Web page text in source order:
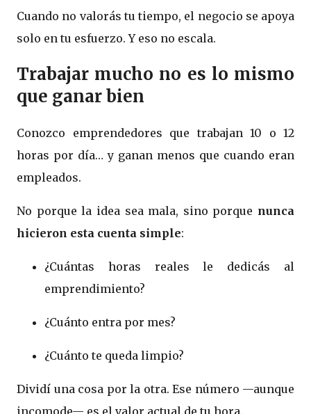
Cuando no valorás tu tiempo, el negocio se apoya
solo en tu esfuerzo. Y eso no escala.
Trabajar mucho no es lo mismo
que ganar bien
Conozco emprendedores que trabajan 10 o 12
horas por día… y ganan menos que cuando eran
empleados.
No porque la idea sea mala, sino porque nunca
hicieron esta cuenta simple:
¿Cuántas horas reales le dedicás al
emprendimiento?
¿Cuánto entra por mes?
¿Cuánto te queda limpio?
Dividí una cosa por la otra. Ese número —aunque
incomode— es el valor actual de tu hora.